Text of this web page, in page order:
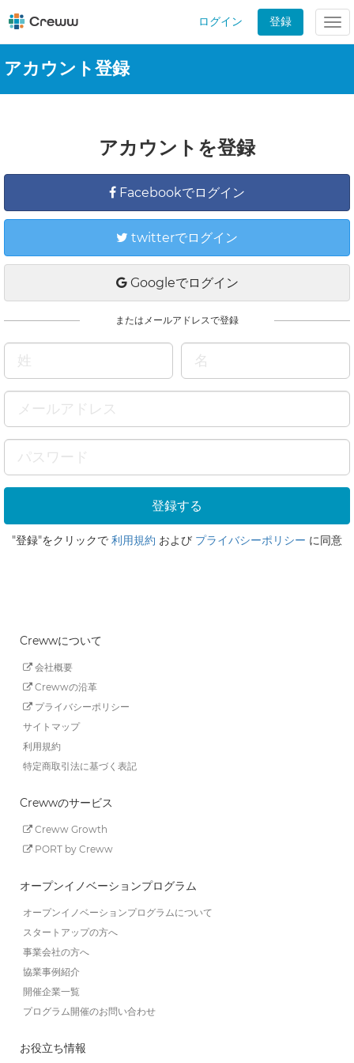
ログイン 登録
アカウント登録
アカウントを登録
Facebookでログイン
twitterでログイン
Googleでログイン
またはメールアドレスで登録
"登録"をクリックで 利用規約 および プライバシーポリシー に同意
Crewwについて
会社概要
Crewwの沿革
プライバシーポリシー
サイトマップ
利用規約
特定商取引法に基づく表記
Crewwのサービス
Creww Growth
PORT by Creww
オープンイノベーションプログラム
オープンイノベーションプログラムについて
スタートアップの方へ
事業会社の方へ
協業事例紹介
開催企業一覧
プログラム開催のお問い合わせ
お役立ち情報